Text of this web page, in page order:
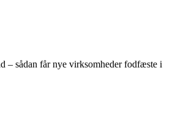
– sådan får nye virksomheder fodfæste i